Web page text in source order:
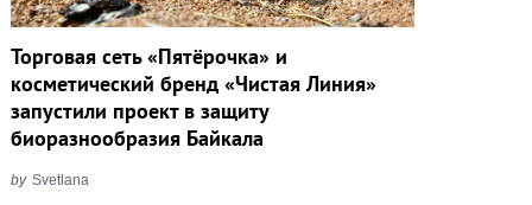
Торговая сеть «Пятёрочка» и
косметический бренд «Чистая Линия»
запустили проект в защиту
биоразнообразия Байкала
by Svetlana